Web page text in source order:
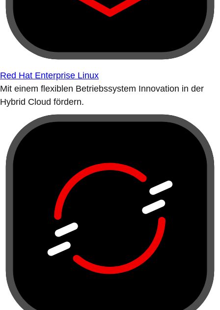
Red Hat Enterprise Linux
Mit einem flexiblen Betriebssystem Innovation in der
Hybrid Cloud fördern.